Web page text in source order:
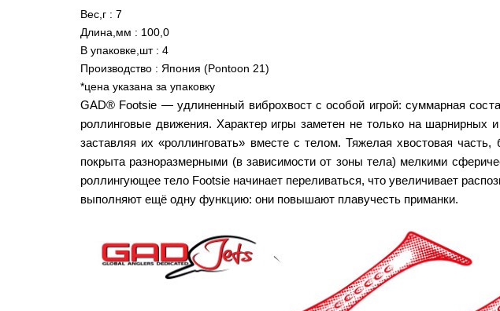
Вес,г : 7
Длина,мм : 100,0
В упаковке,шт : 4
Производство : Япония (Pontoon 21)
*цена указана за упаковку
GAD® Footsie — удлиненный виброхвост с особой игрой: суммарная
роллинговые движения. Характер игры заметен не только на шарнирных
заставляя их «роллинговать» вместе с телом. Тяжелая хвостовая
покрыта разноразмерными (в зависимости от зоны тела) мелкими
роллингующее тело Footsie начинает переливаться, что увеличивает
выполняют ещё одну функцию: они повышают плавучесть приманки.